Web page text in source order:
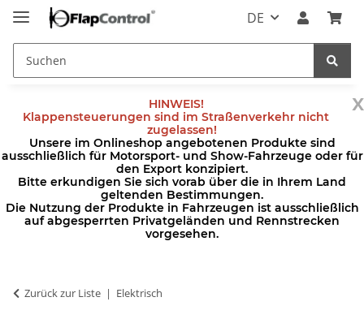
DE
x
HINWEIS!
Klappensteuerungen sind im Straßenverkehr nicht
zugelassen!
Unsere im Onlineshop angebotenen Produkte sind
ausschließlich für Motorsport- und Show-Fahrzeuge oder für
den Export konzipiert.
Bitte erkundigen Sie sich vorab über die in Ihrem Land
geltenden Bestimmungen.
Die Nutzung der Produkte in Fahrzeugen ist ausschließlich
auf abgesperrten Privatgeländen und Rennstrecken
vorgesehen.
Zurück zur Liste Elektrisch